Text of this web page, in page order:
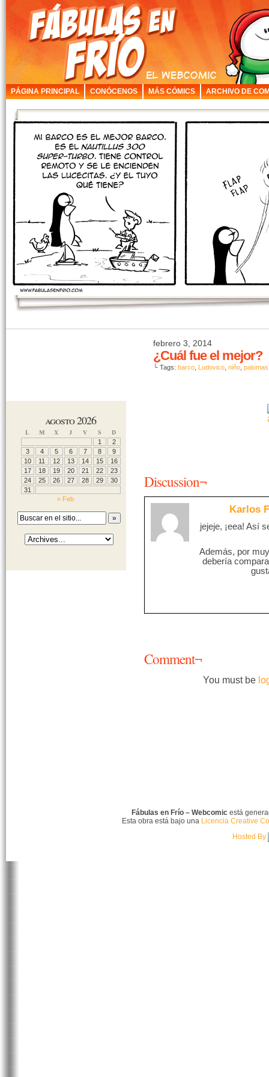
PÁGINA PRINCIPAL CONÓCENOS MÁS CÓMICS ARCHIVO DE
febrero 3, 2014
¿Cuál fue el mejor?
└ Tags: barco Ludovico niño palomas
agosto 2026
L M X J V S D
1
2
3
4 5 6 7 8
9
10
11 12 13 14 15
16
17
18 19 20 21 22
23
24
25 26 27 28 29
30
31
« Feb
Discussion¬
Karlos
jejeje, ¡eea! Así
Además, por
debería
Comment¬
You must be
Fábulas en Frío – Webcomicestá
Esta obra está bajo una Licencia Creative
Hosted By